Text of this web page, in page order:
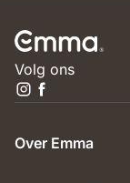
Volg ons
Over Emma